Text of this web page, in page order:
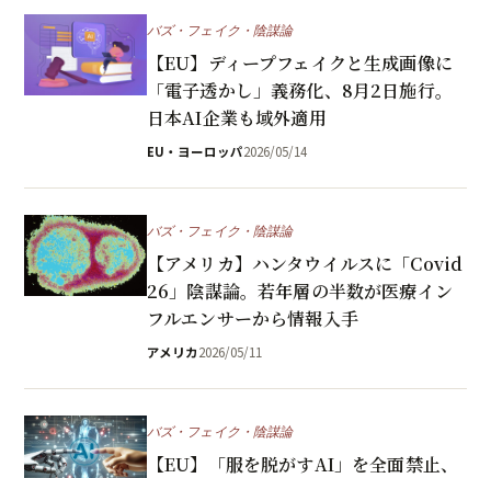
バズ・フェイク・陰謀論
【EU】ディープフェイクと生成画像に
「電子透かし」義務化、8月2日施行。
日本AI企業も域外適用
EU・ヨーロッパ2026/05/14
バズ・フェイク・陰謀論
【アメリカ】ハンタウイルスに「Covid
26」陰謀論。若年層の半数が医療イン
フルエンサーから情報入手
アメリカ2026/05/11
バズ・フェイク・陰謀論
【EU】「服を脱がすAI」を全面禁止、